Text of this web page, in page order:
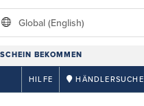
Global (English)
BEKOMMEN
HILFE HÄNDLERSUCHE